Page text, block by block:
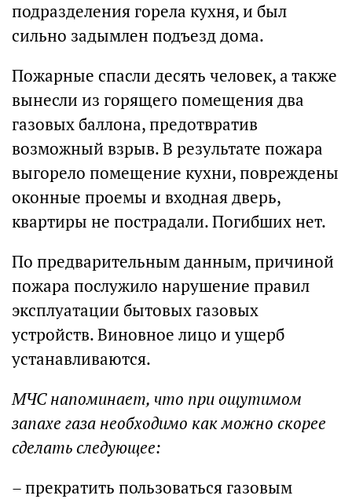
подразделения горела кухня, и был
сильно задымлен подъезд дома.
Пожарные спасли десять человек, а также
вынесли из горящего помещения два
газовых баллона, предотвратив
возможный взрыв. В результате пожара
выгорело помещение кухни, повреждены
оконные проемы и входная дверь,
квартиры не пострадали. Погибших нет.
По предварительным данным, причиной
пожара послужило нарушение правил
эксплуатации бытовых газовых
устройств. Виновное лицо и ущерб
устанавливаются.
МЧС напоминает, что при ощутимом
запахе газа необходимо как можно скорее
сделать следующее:
– прекратить пользоваться газовым